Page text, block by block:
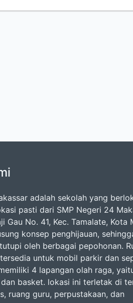
adalah sekolah yang
pasti dari SMP Negeri 24
Gau No. 41, Kec. Tamalate, Kota
konsep penghijauan,
oleh berbagai pepohonan.
untuk mobil parkir dan
4 lapangan olah raga,
basket. lokasi ini terletak di
ruang guru, perpustakaan, dan